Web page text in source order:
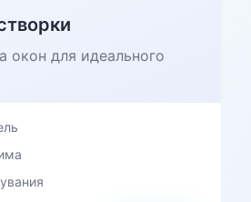
окон для идеального